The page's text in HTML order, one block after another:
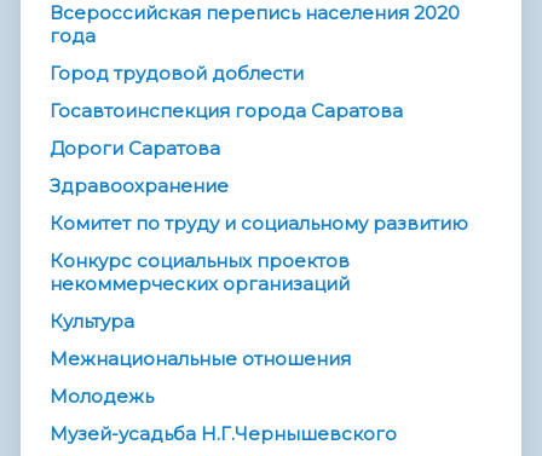
Всероссийская перепись населения 2020
года
Город трудовой доблести
Госавтоинспекция города Саратова
Дороги Саратова
Здравоохранение
Комитет по труду и социальному развитию
Конкурс социальных проектов
некоммерческих организаций
Культура
Межнациональные отношения
Молодежь
Музей-усадьба Н.Г.Чернышевского